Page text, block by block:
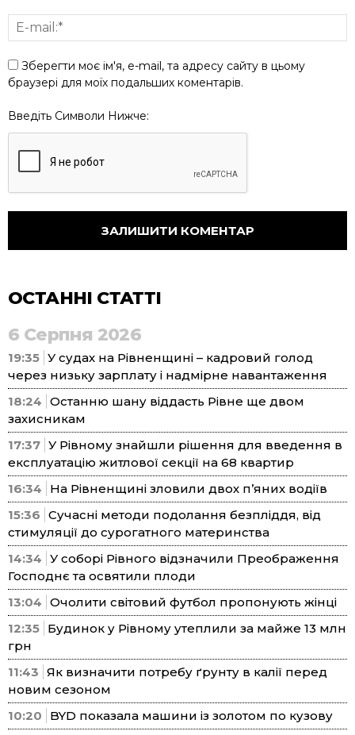
Зберегти моє ім'я, e-mail, та адресу сайту в цьому
браузері для моїх подальших коментарів.
Введіть Символи Нижче:
ОСТАННІ СТАТТІ
6 Серпня 2026
19:35 У судах на Рівненщині – кадровий голод
через низьку зарплату і надмірне навантаження
18:24 Останню шану віддасть Рівне ще двом
захисникам
17:37 У Рівному знайшли рішення для введення в
експлуатацію житлової секції на 68 квартир
16:34
На Рівненщині зловили двох п’яних водіїв
15:36 Сучасні методи подолання безпліддя, від
стимуляції до сурогатного материнства
14:34 У соборі Рівного відзначили Преображення
Господнє та освятили плоди
13:04 Очолити світовий футбол пропонують жінці
12:35 Будинок у Рівному утеплили за майже 13 млн
грн
11:43 Як визначити потребу ґрунту в калії перед
новим сезоном
10:20
BYD показала машини із золотом по кузову